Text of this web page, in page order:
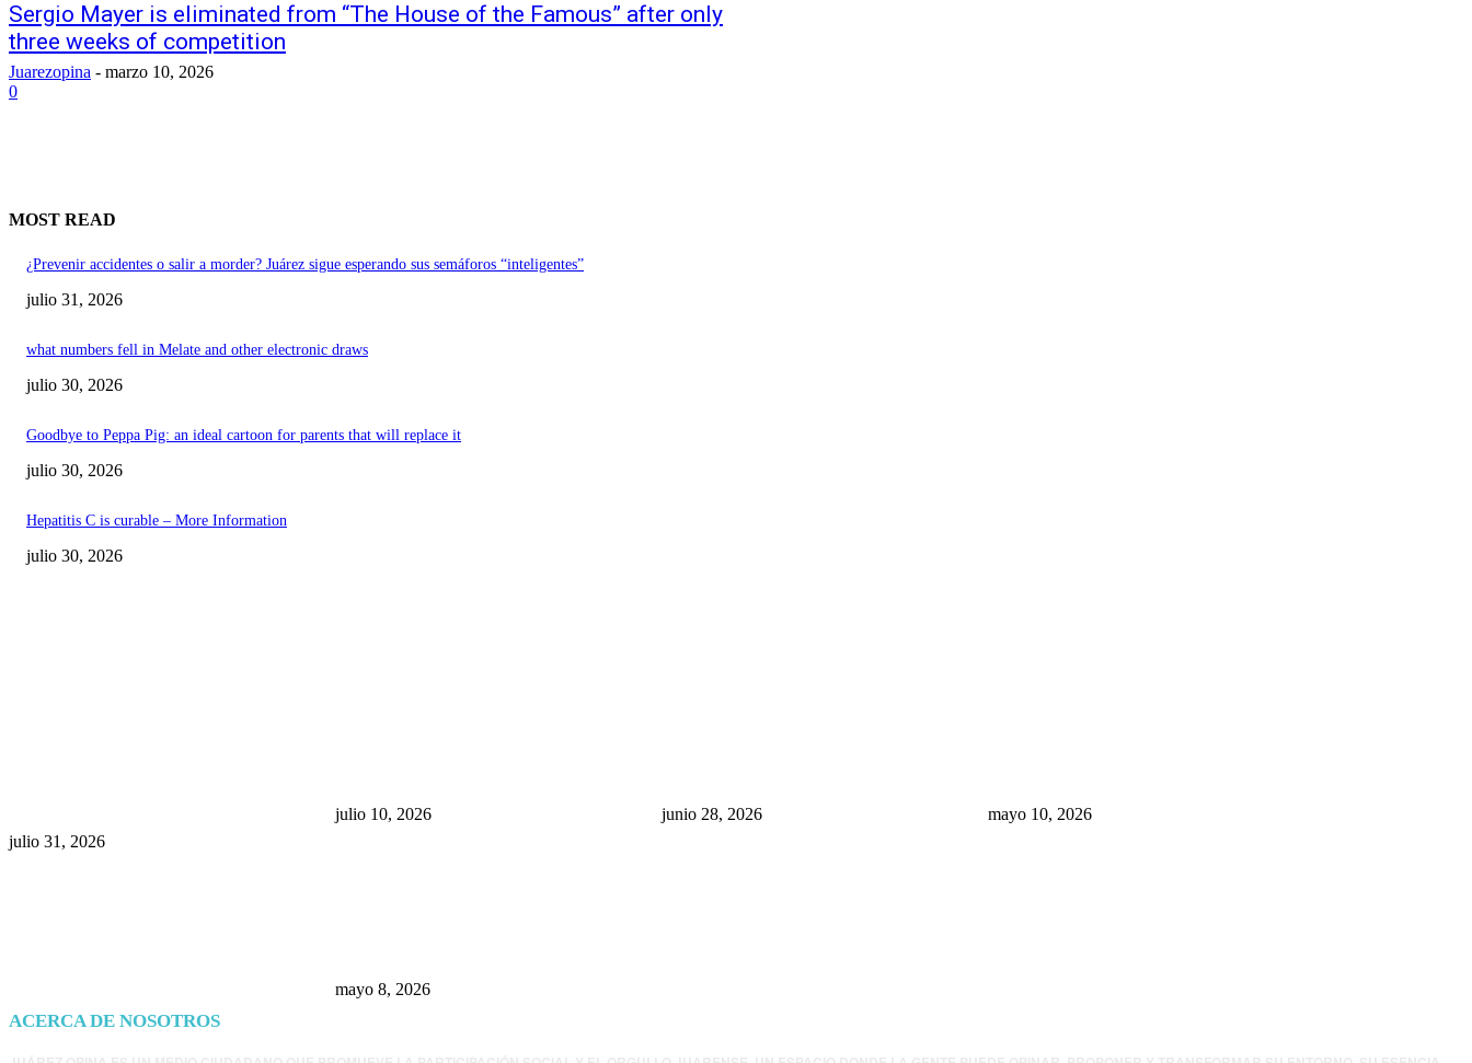
Sergio Mayer is eliminated from “The House of the Famous” after only
three weeks of competition
Juarezopina - marzo 10, 2026
0
MOST READ
¿Prevenir accidentes o salir a morder? Juárez sigue esperando sus semáforos “inteligentes”
julio 31, 2026
what numbers fell in Melate and other electronic draws
julio 30, 2026
Goodbye to Peppa Pig: an ideal cartoon for parents that will replace it
julio 30, 2026
Hepatitis C is curable – More Information
julio 30, 2026
julio 31, 2026
julio 10, 2026 junio 28, 2026 mayo 10, 2026
mayo 8, 2026
ACERCA DE NOSOTROS